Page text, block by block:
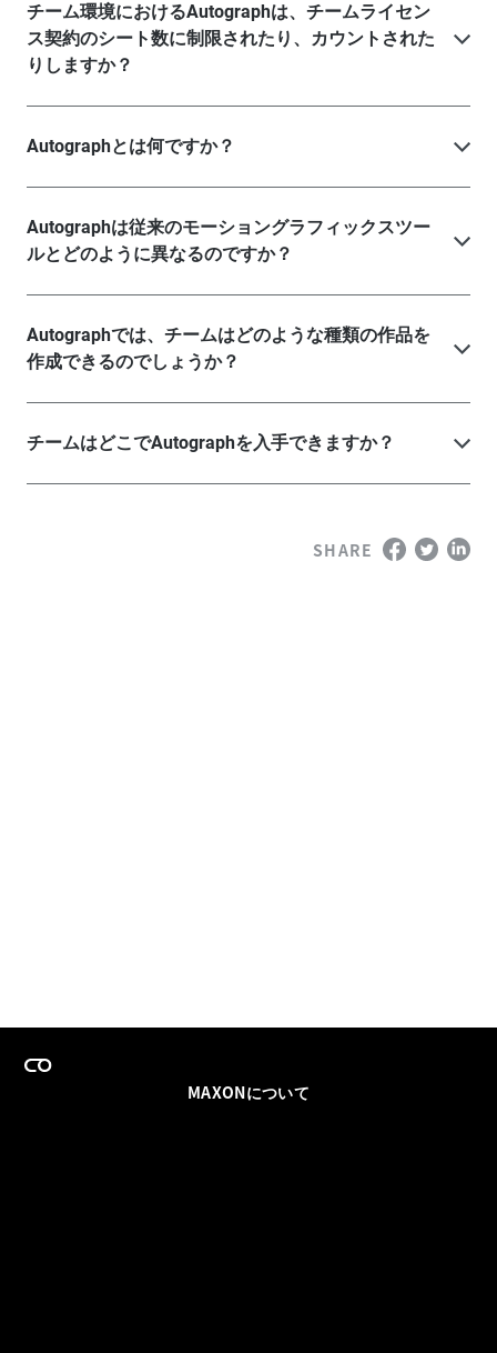
チーム環境におけるAutographは、チームライセン
ス契約のシート数に制限されたり、カウントされた
りしますか？
Autographとは何ですか？
Autographは従来のモーショングラフィックスツー
ルとどのように異なるのですか？
Autographでは、チームはどのような種類の作品を
作成できるのでしょうか？
チームはどこでAutographを入手できますか？
SHARE
MAXONについて